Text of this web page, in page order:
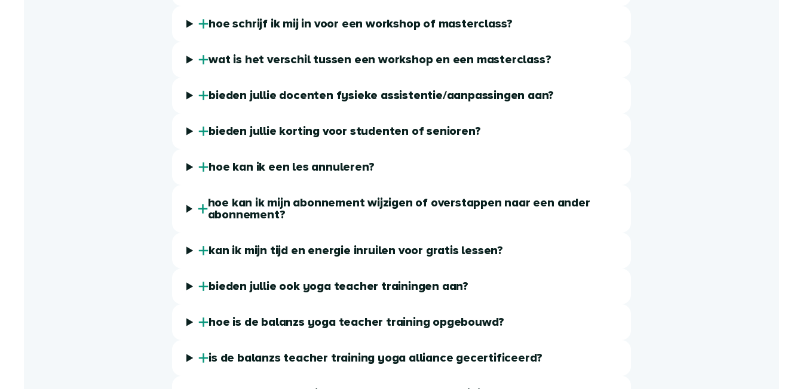
hoe schrijf ik mij in voor een workshop of masterclass?
wat is het verschil tussen een workshop en een masterclass?
bieden jullie docenten fysieke assistentie/aanpassingen aan?
bieden jullie korting voor studenten of senioren?
hoe kan ik een les annuleren?
hoe kan ik mijn abonnement wijzigen of overstappen naar een ander
abonnement?
kan ik mijn tijd en energie inruilen voor gratis lessen?
bieden jullie ook yoga teacher trainingen aan?
hoe is de balanzs yoga teacher training opgebouwd?
is de balanzs teacher training yoga alliance gecertificeerd?